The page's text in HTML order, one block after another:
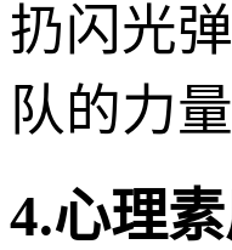
扔闪光
队的力
4.心理